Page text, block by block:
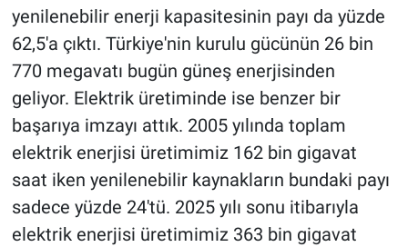
yenilenebilir enerji kapasitesinin payı da yüzde
62,5'a çıktı. Türkiye'nin kurulu gücünün 26 bin
770 megavatı bugün güneş enerjisinden
geliyor. Elektrik üretiminde ise benzer bir
başarıya imzayı attık. 2005 yılında toplam
elektrik enerjisi üretimimiz 162 bin gigavat
saat iken yenilenebilir kaynakların bundaki payı
sadece yüzde 24'tü. 2025 yılı sonu itibarıyla
elektrik enerjisi üretimimiz 363 bin gigavat